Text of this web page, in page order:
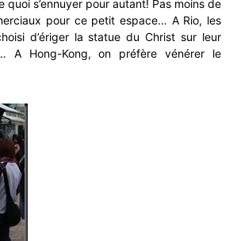
quoi s’ennuyer pour autant! Pas moins de
pour ce petit espace… A Rio, les
d’ériger la statue du Christ sur leur
A Hong-Kong, on préfère vénérer le